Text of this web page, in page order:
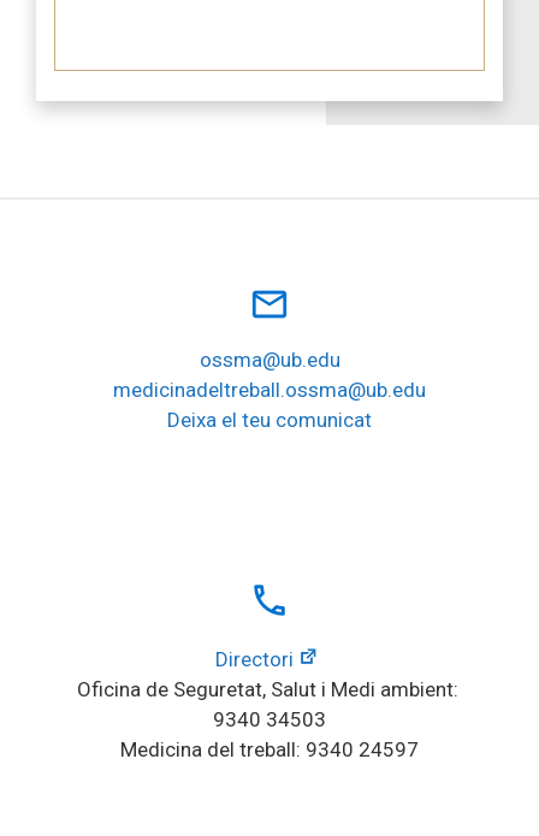
mail_outline
ossma@ub.edu
medicinadeltreball.ossma@ub.edu
Deixa el teu comunicat
local_phone
Directori
Oficina de Seguretat, Salut i Medi ambient:
9340 34503
Medicina del treball: 9340 24597